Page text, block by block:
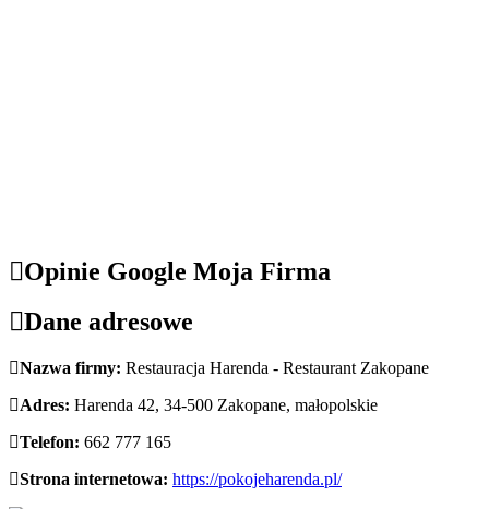
Opinie Google Moja Firma
Dane adresowe
Nazwa firmy: Restauracja Harenda - Restaurant Zakopane
Adres: Harenda 42, 34-500 Zakopane, małopolskie
Telefon: 662 777 165
Strona internetowa: https://pokojeharenda.pl/